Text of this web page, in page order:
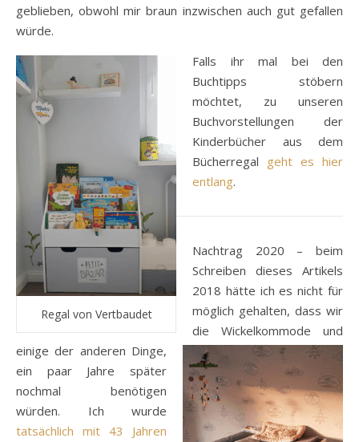
geblieben, obwohl mir braun inzwischen auch gut gefallen
würde.
Regal von Vertbaudet
Falls ihr mal bei den
Buchtipps stöbern
möchtet, zu unseren
Buchvorstellungen der
Kinderbücher aus dem
Bücherregal geht es hier
entlang.
Nachtrag 2020 – beim
Schreiben dieses Artikels
2018 hätte ich es nicht für
möglich gehalten, dass wir
die Wickelkommode und
einige der anderen Dinge,
ein paar Jahre später
nochmal benötigen
würden. Ich wurde
tatsächlich mit 43 Jahren